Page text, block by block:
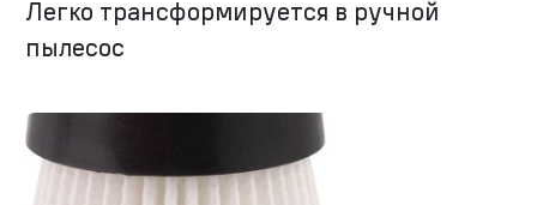
Легко трансформируется в ручной
пылесос